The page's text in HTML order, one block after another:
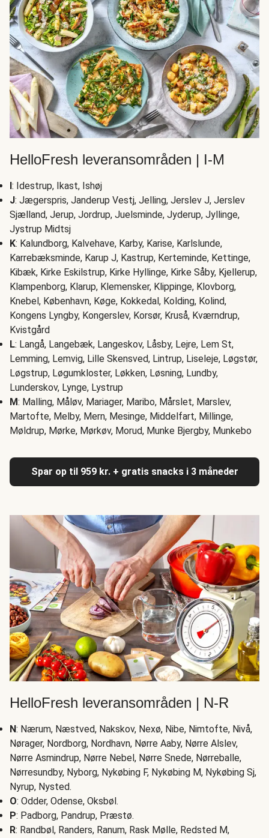
HelloFresh leveransområden | I-M
I: Idestrup, Ikast, Ishøj
J: Jægerspris, Janderup Vestj, Jelling, Jerslev J, Jerslev
Sjælland, Jerup, Jordrup, Juelsminde, Jyderup, Jyllinge,
Jystrup Midtsj
K: Kalundborg, Kalvehave, Karby, Karise, Karlslunde,
Karrebæksminde, Karup J, Kastrup, Kerteminde, Kettinge,
Kibæk, Kirke Eskilstrup, Kirke Hyllinge, Kirke Såby, Kjellerup,
Klampenborg, Klarup, Klemensker, Klippinge, Klovborg,
Knebel, København, Køge, Kokkedal, Kolding, Kolind,
Kongens Lyngby, Kongerslev, Korsør, Kruså, Kværndrup,
Kvistgård
L: Langå, Langebæk, Langeskov, Låsby, Lejre, Lem St,
Lemming, Lemvig, Lille Skensved, Lintrup, Liseleje, Løgstør,
Løgstrup, Løgumkloster, Løkken, Løsning, Lundby,
Lunderskov, Lynge, Lystrup
M: Malling, Måløv, Mariager, Maribo, Mårslet, Marslev,
Martofte, Melby, Mern, Mesinge, Middelfart, Millinge,
Møldrup, Mørke, Mørkøv, Morud, Munke Bjergby, Munkebo
Spar op til 959 kr. + gratis snacks i 3 måneder
HelloFresh leveransområden | N-R
N: Nærum, Næstved, Nakskov, Nexø, Nibe, Nimtofte, Nivå,
Nørager, Nordborg, Nordhavn, Nørre Aaby, Nørre Alslev,
Nørre Asmindrup, Nørre Nebel, Nørre Snede, Nørreballe,
Nørresundby, Nyborg, Nykøbing F, Nykøbing M, Nykøbing Sj,
Nyrup, Nysted.
O: Odder, Odense, Oksbøl.
P: Padborg, Pandrup, Præstø.
R: Randbøl, Randers, Ranum, Rask Mølle, Redsted M,